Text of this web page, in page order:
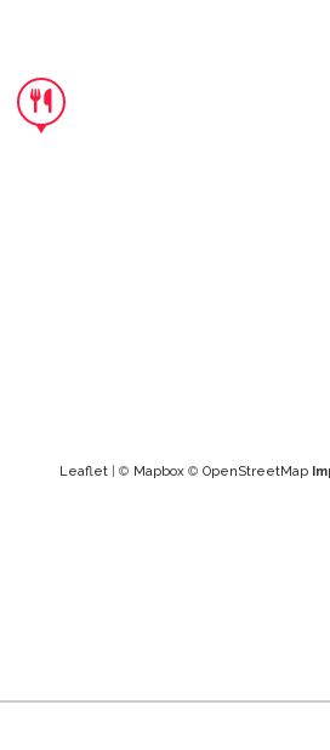
Leaflet| © Mapbox© OpenStreetMap